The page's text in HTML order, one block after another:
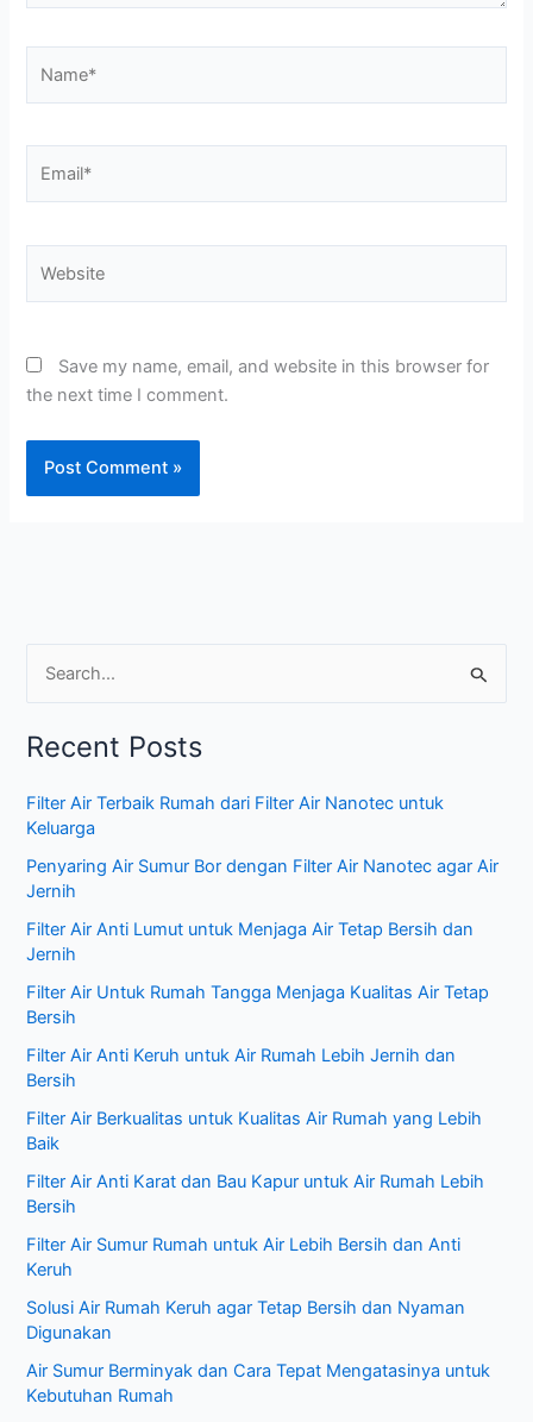
Save my name, email, and website in this browser for
the next time I comment.
a
c
o
r
:
Recent Posts
Filter Air Terbaik Rumah dari Filter Air Nanotec untuk
Keluarga
Penyaring Air Sumur Bor dengan Filter Air Nanotec agar Air
Jernih
Filter Air Anti Lumut untuk Menjaga Air Tetap Bersih dan
Jernih
Filter Air Untuk Rumah Tangga Menjaga Kualitas Air Tetap
Bersih
Filter Air Anti Keruh untuk Air Rumah Lebih Jernih dan
Bersih
Filter Air Berkualitas untuk Kualitas Air Rumah yang Lebih
Baik
Filter Air Anti Karat dan Bau Kapur untuk Air Rumah Lebih
Bersih
Filter Air Sumur Rumah untuk Air Lebih Bersih dan Anti
Keruh
Solusi Air Rumah Keruh agar Tetap Bersih dan Nyaman
Digunakan
Air Sumur Berminyak dan Cara Tepat Mengatasinya untuk
Kebutuhan Rumah